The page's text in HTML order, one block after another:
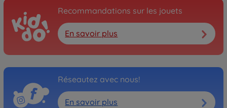
Recommandations sur les jouets
En savoir plus
Réseautez avec nous!
En savoir plus